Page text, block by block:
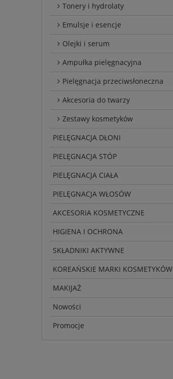
Tonery i hydrolaty
Emulsje i esencje
Olejki i serum
Ampułka pielęgnacyjna
Pielęgnacja przeciwsłoneczna
Akcesoria do twarzy
Zestawy kosmetyków
PIELĘGNACJA DŁONI
PIELĘGNACJA STÓP
PIELĘGNACJA CIAŁA
PIELĘGNACJA WŁOSÓW
AKCESORIA KOSMETYCZNE
HIGIENA I OCHRONA
SKŁADNIKI AKTYWNE
KOREAŃSKIE MARKI KOSMETYKÓW
MAKIJAŻ
Nowości
Promocje